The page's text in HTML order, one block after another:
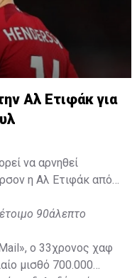
Αλ Ετιφάκ για
να αρνηθεί
η Αλ Ετιφάκ από
90άλεπτο
ο 33χρονος χαφ
μισθό 700.000